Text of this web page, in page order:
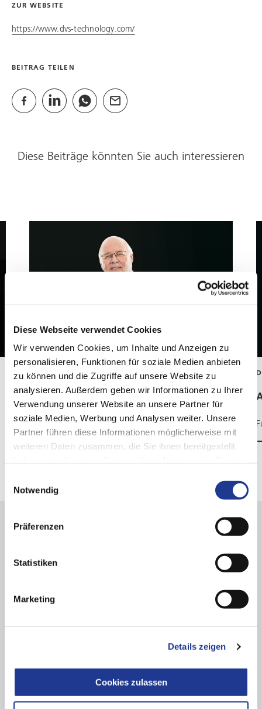
Diese Webseite verwendet Cookies
Wir verwenden Cookies, um Inhalte und Anzeigen zu
personalisieren, Funktionen für soziale Medien anbieten
zu können und die Zugriffe auf unsere Website zu
analysieren. Außerdem geben wir Informationen zu Ihrer
Verwendung unserer Website an unsere Partner für
soziale Medien, Werbung und Analysen weiter. Unsere
Partner führen diese Informationen möglicherweise mit
weiteren Daten zusammen, die Sie ihnen bereitgestellt
Notwendig
Präferenzen
Statistiken
Marketing
Details zeigen
Cookies zulassen
ZUR WEBSITE
https://www.dvs-technology.com/
BEITRAG TEILEN
Diese Beiträge könnten Sie auch interessieren
DVS TECHNOLOGY AG
Auf ein Wort, Josef Preis
Fünf aktuelle Stichworte, fünf prägnante Antworten.